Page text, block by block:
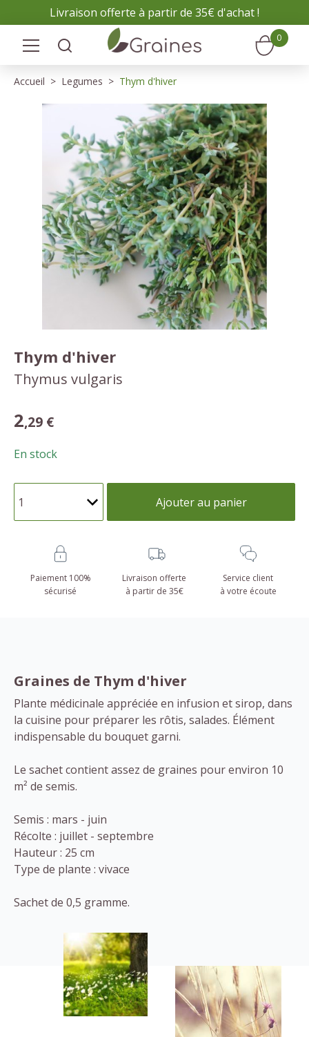
Livraison offerte à partir de 35€ d'achat !
0
Accueil Legumes Thym d'hiver
Thym d'hiver
Thymus vulgaris
2,29 €
En stock
Ajouter au panier
Paiement 100%
sécurisé
Livraison offerte
à partir de 35€
Service client
à votre écoute
Graines de Thym d'hiver
Plante médicinale appréciée en infusion et sirop, dans
la cuisine pour préparer les rôtis, salades. Élément
indispensable du bouquet garni.
Le sachet contient assez de graines pour environ 10
m² de semis.
Semis : mars - juin
Récolte : juillet - septembre
Hauteur : 25 cm
Type de plante : vivace
Sachet de 0,5 gramme.
Panneau de gestion des cookies